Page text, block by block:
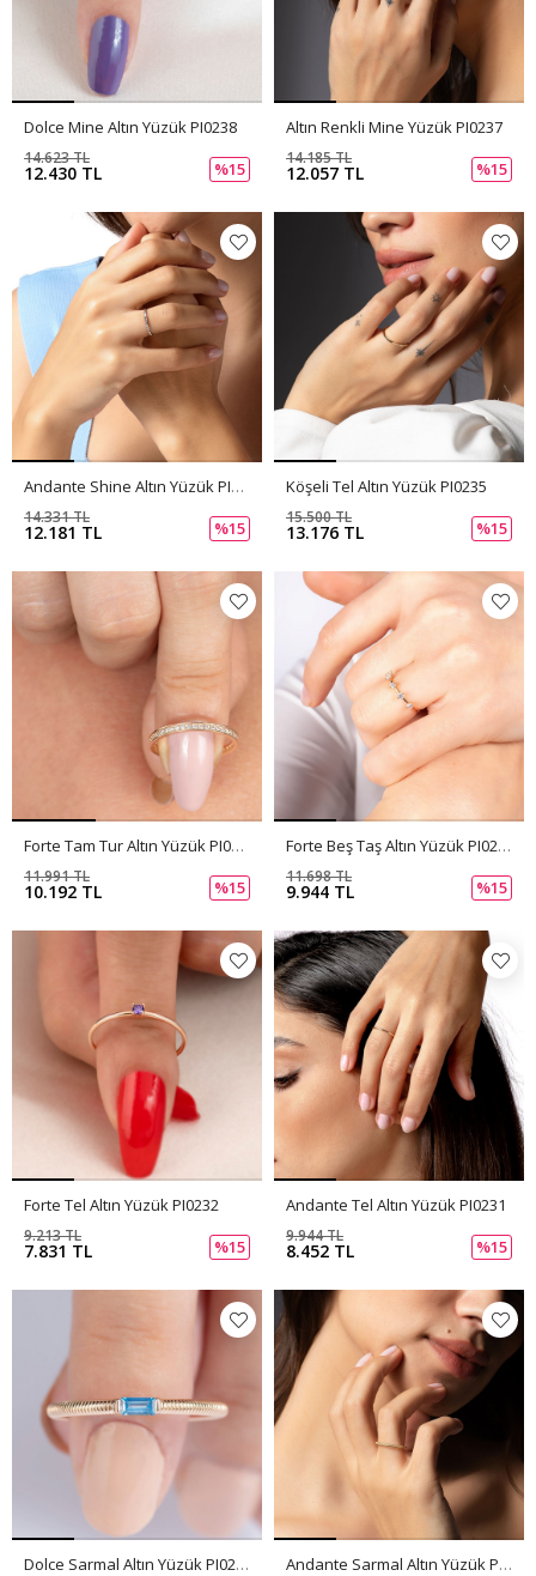
Dolce Mine Altın Yüzük PI0238
12.430 TL
14.623 TL
%15
Altın Renkli Mine Yüzük PI0237
12.057 TL
14.185 TL
%15
Andante Shine Altın Yüzük PI0236
12.181 TL
14.331 TL
%15
Köşeli Tel Altın Yüzük PI0235
13.176 TL
15.500 TL
%15
Forte Tam Tur Altın Yüzük PI0234
10.192 TL
11.991 TL
%15
Forte Beş Taş Altın Yüzük PI0233
9.944 TL
11.698 TL
%15
Forte Tel Altın Yüzük PI0232
7.831 TL
9.213 TL
%15
Andante Tel Altın Yüzük PI0231
8.452 TL
9.944 TL
%15
Dolce Sarmal Altın Yüzük PI0230 Andante Sarmal Altın Yüzük PI0229